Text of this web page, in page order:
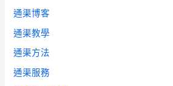
通渠博客
通渠教學
通渠方法
通渠服務